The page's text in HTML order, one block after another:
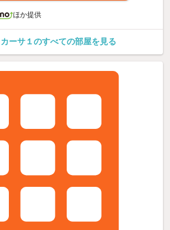
ほか提供
ーサ１のすべての部屋を見る